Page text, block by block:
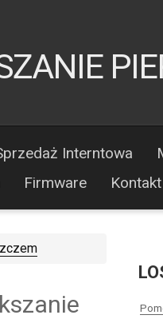
Interntowa
Firmware Kontakt